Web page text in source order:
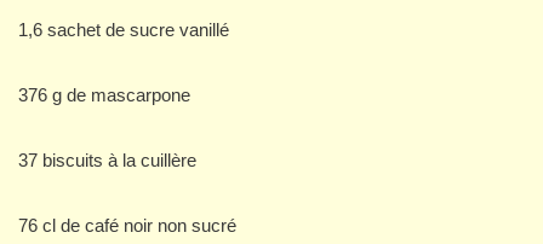
1,6 sachet de sucre vanillé
376 g de mascarpone
37 biscuits à la cuillère
76 cl de café noir non sucré